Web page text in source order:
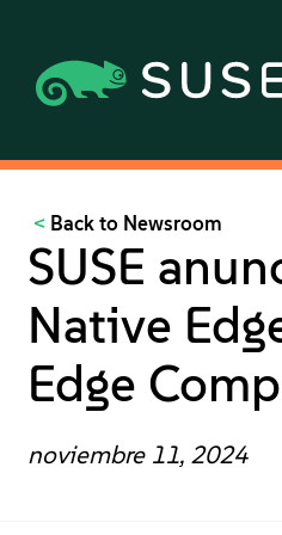
Back to Newsroom
SUSE
Native
Edge
noviembre 11, 2024